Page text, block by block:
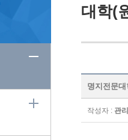
대학(
명지전문
작성자 : 관